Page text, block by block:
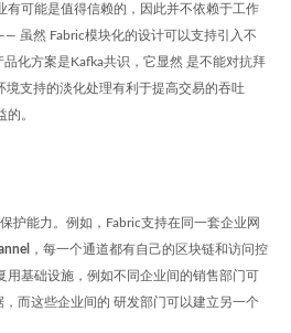
有可能是值得信赖的，因此并不依赖于工作
虽然 Fabric模块化的设计可以支持引入不
化方案是Kafka共识，它显然 是不能对抗拜
支持的淡化处理有利于提高交易的吞吐
。
护能力。例如，Fabric支持在同一套企业网
，每一个通道都有自己的区块链和访问控
用基础设施，例如不同企业间的销售部门可
而这些企业间的 研发部门可以建立另一个